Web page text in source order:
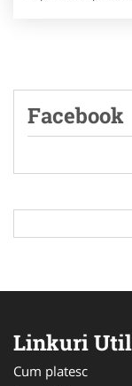
Facebook
Linkuri
Cum platesc